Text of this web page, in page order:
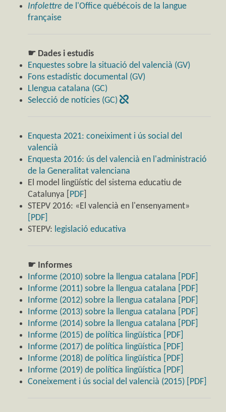
Infolettre de l'Office québécois de la langue
française
☛ Dades i estudis
Enquestes sobre la situació del valencià (GV)
Fons estadístic documental (GV)
Llengua catalana (GC)
Selecció de notícies (GC)
Enquesta 2021: coneiximent i ús social del
valencià
Enquesta 2016: ús del valencià en l'administració
de la Generalitat valenciana
El model lingüístic del sistema educatiu de
Catalunya [ PDF
STEPV 2016: «El valencià en l'ensenyament»
[PDF]
STEPV: legislació educativa
☛ Informes
Informe (2010) sobre la llengua catalana [PDF]
Informe (2011) sobre la llengua catalana [PDF]
Informe (2012) sobre la llengua catalana [PDF]
Informe (2013) sobre la llengua catalana [PDF]
Informe (2014) sobre la llengua catalana [PDF]
Informe (2015) de política lingüística [PDF]
Informe (2017) de política lingüística [PDF]
Informe (2018) de política lingüística [PDF]
Informe (2019) de política lingüística [PDF]
Coneixement i ús social del valencià (2015) [PDF]